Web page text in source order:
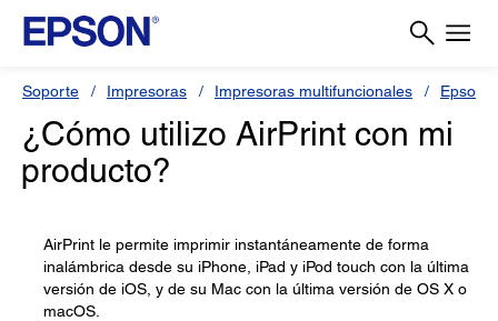
Soporte Impresoras Impresoras multifuncionales Epson
¿Cómo utilizo AirPrint con mi
producto?
AirPrint le permite imprimir instantáneamente de forma
inalámbrica desde su iPhone, iPad y iPod touch con la última
versión de iOS, y de su Mac con la última versión de OS X o
macOS.